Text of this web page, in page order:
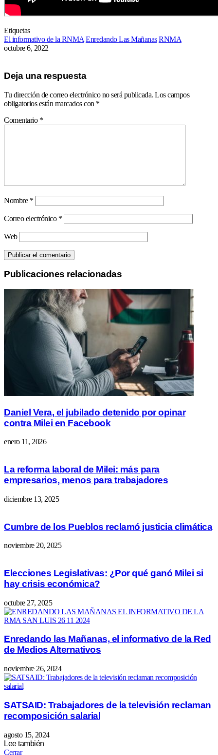
Etiquetas
El informativo de la RNMA Enredando Las Mañanas RNMA
octubre 6, 2022
Deja una respuesta
Tu dirección de correo electrónico no será publicada. Los campos
obligatorios están marcados con *
Comentario *
Nombre *
Correo electrónico *
Web
Publicaciones relacionadas
Daniel Vera, el jubilado detenido por opinar
contra Milei en Facebook
enero 11, 2026
La reforma laboral de Milei: más para
empresarios, menos para trabajadores
diciembre 13, 2025
Cumbre de los Pueblos reclamó justicia climática
noviembre 20, 2025
Elecciones Legislativas: ¿Por qué ganó Milei si
hay crisis económica?
octubre 27, 2025
Enredando las Mañanas, el informativo de la Red
de Medios Alternativos
noviembre 26, 2024
SATSAID: Trabajadores de la televisión reclaman
recomposición salarial
agosto 15, 2024
Lee también
Cerrar